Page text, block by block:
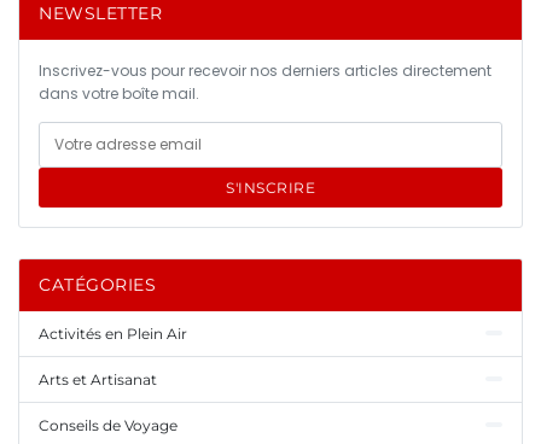
NEWSLETTER
Inscrivez-vous pour recevoir nos derniers articles directement
dans votre boîte mail.
S'INSCRIRE
CATÉGORIES
Activités en Plein Air
Arts et Artisanat
Conseils de Voyage